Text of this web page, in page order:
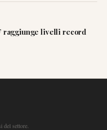
raggiunge livelli record
del settore.